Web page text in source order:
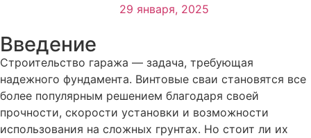
29 января, 2025
Введение
Строительство гаража — задача, требующая
надежного фундамента. Винтовые сваи становятся все
более популярным решением благодаря своей
прочности, скорости установки и возможности
использования на сложных грунтах. Но стоит ли их